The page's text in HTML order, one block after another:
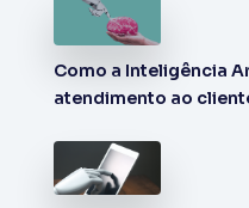
Como a Inteligência
atendimento ao